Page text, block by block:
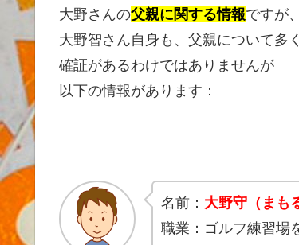
大野さんの父親に関する情報ですが、
大野智さん自身も、父親について多
確証があるわけではありませんが
以下の情報があります：
名前： 大野守（まも
職業：ゴルフ練習場